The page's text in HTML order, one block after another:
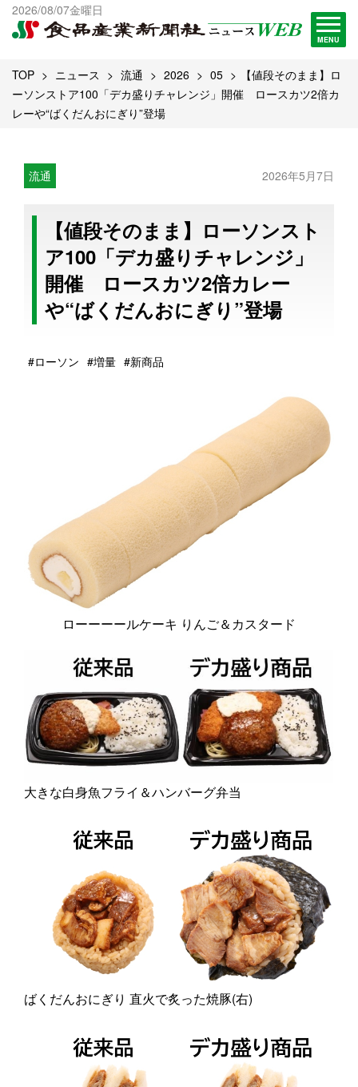
2026/08/07金曜日
MENU
出版物一覧へ
試読・購読申し込み
TOP ニュース 流通 2026 05
【値段そのまま】ロ
ーソンストア100「デカ盛りチャレンジ」開催 ロースカツ2倍カ
レーや“ばくだんおにぎり”登場
流通 2026年5月7日
【値段そのまま】ローソンスト
ア100「デカ盛りチャレンジ」
開催 ロースカツ2倍カレー
や“ばくだんおにぎり”登場
#ローソン #増量 #新商品
ローーーールケーキ りんご＆カスタード
大きな白身魚フライ＆ハンバーグ弁当
ばくだんおにぎり 直火で炙った焼豚(右)